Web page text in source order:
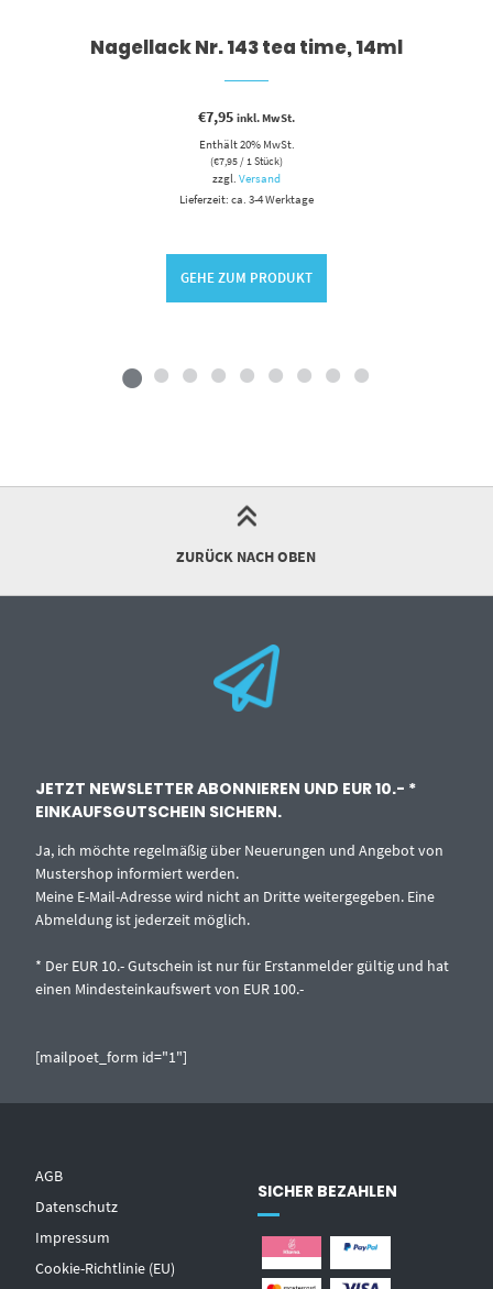
Nagellack Nr. 143 tea time, 14ml
€7,95 inkl. MwSt.
Enthält 20% MwSt.
(€7,95/ 1 Stück)
zzgl.Versand
Lieferzeit: ca. 3-4 Werktage
GEHE ZUM PRODUKT
ZURÜCK NACH OBEN
JETZT NEWSLETTER ABONNIEREN UND EUR 10.- *
EINKAUFSGUTSCHEIN SICHERN.
Ja, ich möchte regelmäßig über Neuerungen und Angebot von
Mustershop informiert werden.
Meine E-Mail-Adresse wird nicht an Dritte weitergegeben. Eine
Abmeldung ist jederzeit möglich.
* Der EUR 10.- Gutschein ist nur für Erstanmelder gültig und hat
einen Mindesteinkaufswert von EUR 100.-
[mailpoet_form id="1"]
AGB
Datenschutz
Impressum
Cookie-Richtlinie (EU)
SICHER BEZAHLEN